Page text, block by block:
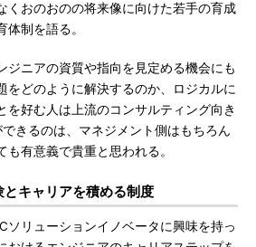
くおのおのの将来像に向けた若手の育成
制を語る。
ニアの資質や指向を見定める機会にも
をどのように解決するのか、ロジカルに
を好む人は上流のコンサルティング向き
きるのは、マネジメント側はもちろん
有意義で貴重と思われる。
キャリアを積める制度
リューションイノベータに興味を持っ